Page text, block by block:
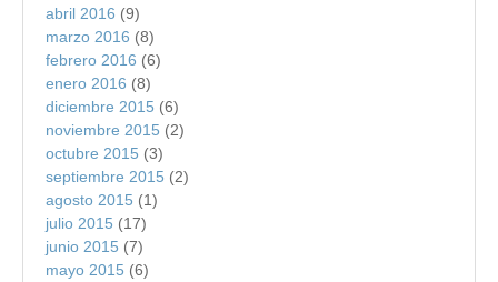
abril 2016 (9)
marzo 2016 (8)
febrero 2016 (6)
enero 2016 (8)
diciembre 2015 (6)
noviembre 2015 (2)
octubre 2015 (3)
septiembre 2015 (2)
agosto 2015 (1)
julio 2015 (17)
junio 2015 (7)
mayo 2015 (6)